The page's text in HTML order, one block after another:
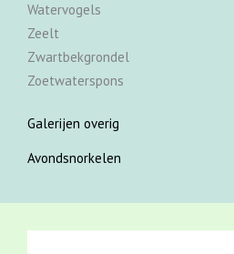
Watervogels
Zeelt
Zwartbekgrondel
Zoetwaterspons
Galerijen overig
Avondsnorkelen